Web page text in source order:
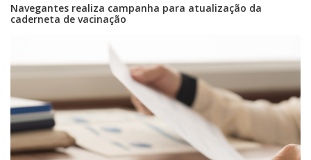
Navegantes realiza campanha para atualização da
caderneta de vacinação